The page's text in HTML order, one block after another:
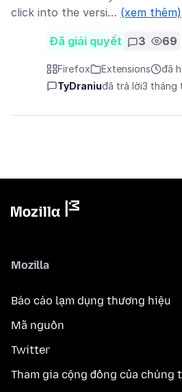
click into the versi… (xem thêm)
Đã giải quyết 3 69
Firefox Extensions
đã
TyDraniuđã trả lời3 tháng
Mozilla
Báo cáo lạm dụng thương hiệu
Mã nguồn
Twitter
Tham gia cộng đồng của chúng